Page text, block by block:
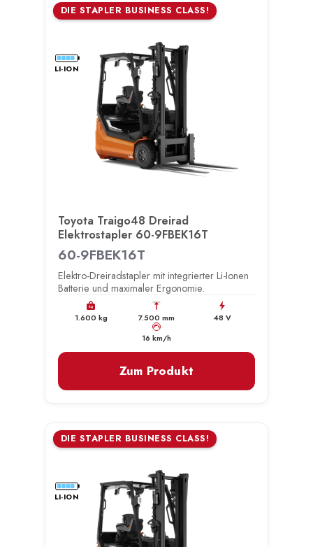
DIE STAPLER BUSINESS CLASS!
LI-ION
Toyota Traigo48 Dreirad
Elektrostapler 60-9FBEK16T
60-9FBEK16T
Elektro-Dreiradstapler mit integrierter Li-Ionen
Batterie und maximaler Ergonomie.
kg
1.600 kg 7.500 mm 48 V
km/h
16 km/h
Zum Produkt
DIE STAPLER BUSINESS CLASS!
LI-ION